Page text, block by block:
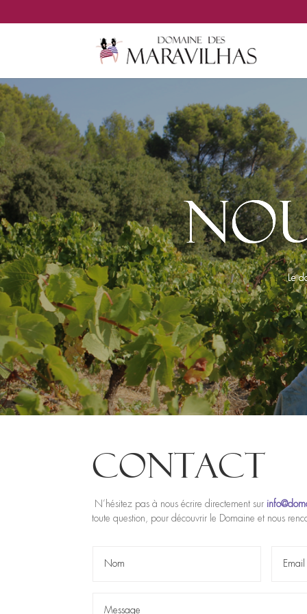
Le
CONTACT
N’hésitez pas à nous écrire directement sur
toute question, pour découvrir le Domaine et nous